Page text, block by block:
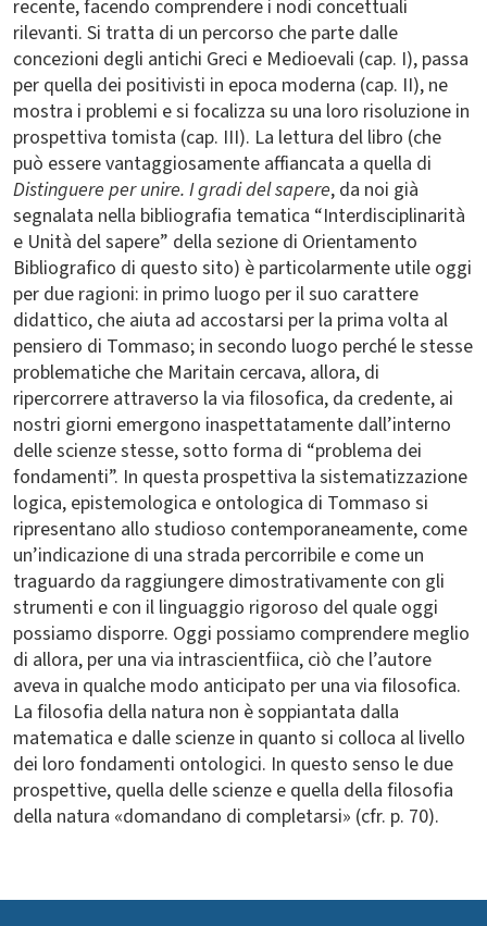
recente, facendo comprendere i nodi concettuali
rilevanti. Si tratta di un percorso che parte dalle
concezioni degli antichi Greci e Medioevali (cap. I), passa
per quella dei positivisti in epoca moderna (cap. II), ne
mostra i problemi e si focalizza su una loro risoluzione in
prospettiva tomista (cap. III). La lettura del libro (che
può essere vantaggiosamente affiancata a quella di
Distinguere per unire. I gradi del sapere, da noi già
segnalata nella bibliografia tematica “Interdisciplinarità
e Unità del sapere” della sezione di Orientamento
Bibliografico di questo sito) è particolarmente utile oggi
per due ragioni: in primo luogo per il suo carattere
didattico, che aiuta ad accostarsi per la prima volta al
pensiero di Tommaso; in secondo luogo perché le stesse
problematiche che Maritain cercava, allora, di
ripercorrere attraverso la via filosofica, da credente, ai
nostri giorni emergono inaspettatamente dall’interno
delle scienze stesse, sotto forma di “problema dei
fondamenti”. In questa prospettiva la sistematizzazione
logica, epistemologica e ontologica di Tommaso si
ripresentano allo studioso contemporaneamente, come
un’indicazione di una strada percorribile e come un
traguardo da raggiungere dimostrativamente con gli
strumenti e con il linguaggio rigoroso del quale oggi
possiamo disporre. Oggi possiamo comprendere meglio
di allora, per una via intrascientfiica, ciò che l’autore
aveva in qualche modo anticipato per una via filosofica.
La filosofia della natura non è soppiantata dalla
matematica e dalle scienze in quanto si colloca al livello
dei loro fondamenti ontologici. In questo senso le due
prospettive, quella delle scienze e quella della filosofia
della natura «domandano di completarsi» (cfr. p. 70).